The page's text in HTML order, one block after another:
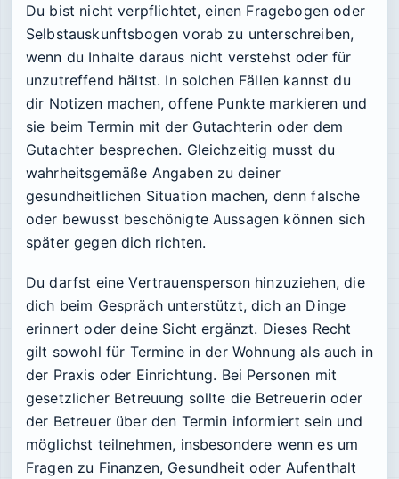
Du bist nicht verpflichtet, einen Fragebogen oder
Selbstauskunftsbogen vorab zu unterschreiben,
wenn du Inhalte daraus nicht verstehst oder für
unzutreffend hältst. In solchen Fällen kannst du
dir Notizen machen, offene Punkte markieren und
sie beim Termin mit der Gutachterin oder dem
Gutachter besprechen. Gleichzeitig musst du
wahrheitsgemäße Angaben zu deiner
gesundheitlichen Situation machen, denn falsche
oder bewusst beschönigte Aussagen können sich
später gegen dich richten.
Du darfst eine Vertrauensperson hinzuziehen, die
dich beim Gespräch unterstützt, dich an Dinge
erinnert oder deine Sicht ergänzt. Dieses Recht
gilt sowohl für Termine in der Wohnung als auch in
der Praxis oder Einrichtung. Bei Personen mit
gesetzlicher Betreuung sollte die Betreuerin oder
der Betreuer über den Termin informiert sein und
möglichst teilnehmen, insbesondere wenn es um
Fragen zu Finanzen, Gesundheit oder Aufenthalt